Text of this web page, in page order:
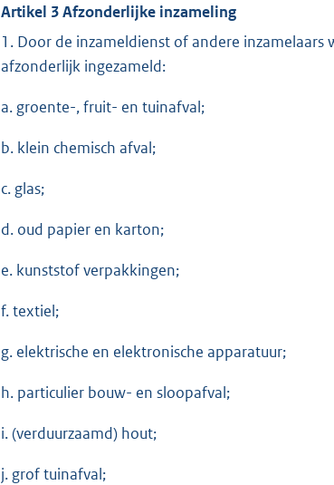
Artikel 3 Afzonderlijke inzameling
1. Door de inzameldienst of andere
afzonderlijk ingezameld:
a. groente-, fruit- en tuinafval;
b. klein chemisch afval;
c. glas;
d. oud papier en karton;
e. kunststof verpakkingen;
f. textiel;
g. elektrische en elektronische apparatuur;
h. particulier bouw- en sloopafval;
i. (verduurzaamd) hout;
j. grof tuinafval;